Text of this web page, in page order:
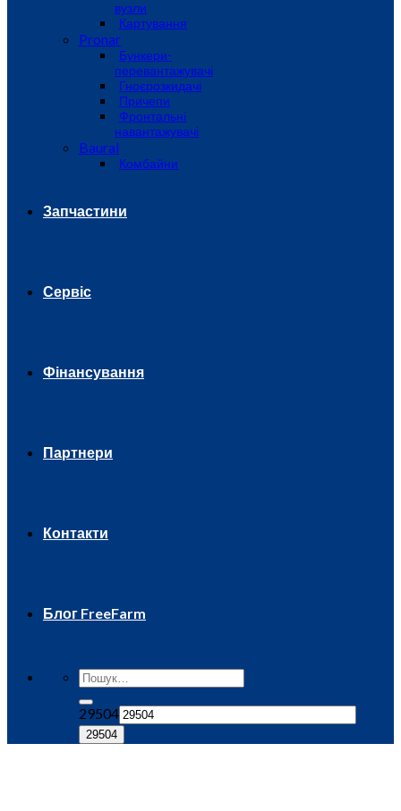
вузли
Картування
Pronar
Бункери-
перевантажувачі
Гноєрозкидачі
Причепи
Фронтальні
навантажувачі
Baural
Комбайни
Запчастини
Сервіс
Фінансування
Партнери
Контакти
Блог FreeFarm
29504